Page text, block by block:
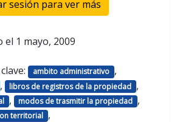
sesión para ver más
el 1 mayo, 2009
ambito administrativo ,
, libros de registros de la propiedad ,
, modos de trasmitir la propiedad ,
territorial ,